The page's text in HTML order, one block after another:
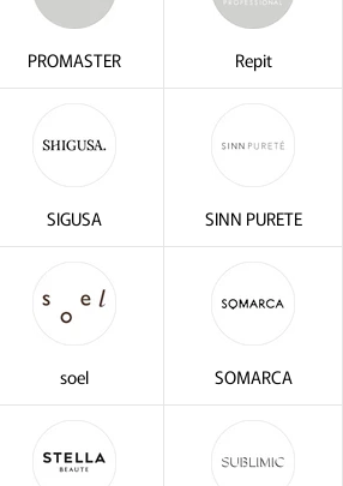
PROMASTER Repit
SIGUSA SINN PURETE
soel SOMARCA